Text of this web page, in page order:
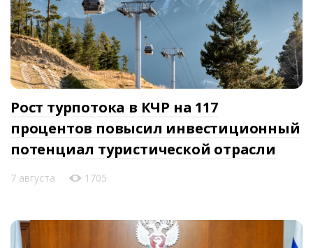
Рост турпотока в КЧР на 117
процентов повысил инвестиционный
потенциал туристической отрасли
7 августа 1705